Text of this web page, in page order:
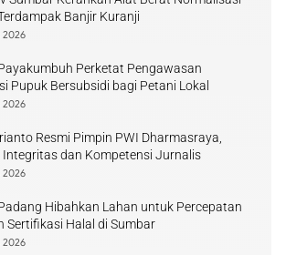
Banjir Kuranji
2026
Perketat Pengawasan
Pupuk Bersubsidi bagi Petani Lokal
2026
Resmi Pimpin PWI Dharmasraya,
Integritas dan Kompetensi Jurnalis
2026
Hibahkan Lahan untuk Percepatan
Sertifikasi Halal di Sumbar
2026